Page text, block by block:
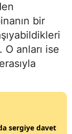
bir
O anları ise
sergiye davet